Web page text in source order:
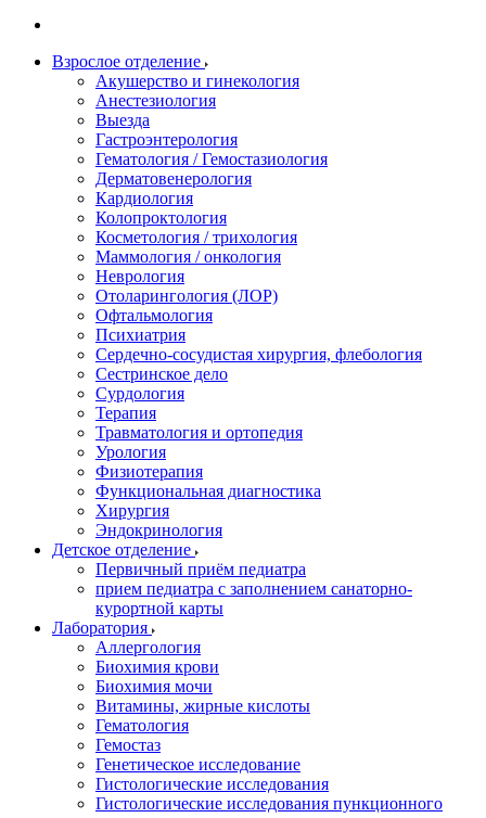
Взрослое отделение
Акушерство и гинекология
Анестезиология
Выезда
Гастроэнтерология
Гематология / Гемостазиология
Дерматовенерология
Кардиология
Колопроктология
Косметология / трихология
Маммология / онкология
Неврология
Отоларингология (ЛОР)
Офтальмология
Психиатрия
Сердечно-сосудистая хирургия, флебология
Сестринское дело
Сурдология
Терапия
Травматология и ортопедия
Урология
Физиотерапия
Функциональная диагностика
Хирургия
Эндокринология
Детское отделение
Первичный приём педиатра
прием педиатра с заполнением санаторно-
курортной карты
Лаборатория
Аллергология
Биохимия крови
Биохимия мочи
Витамины, жирные кислоты
Гематология
Гемостаз
Генетическое исследование
Гистологические исследования
Гистологические исследования пункционного